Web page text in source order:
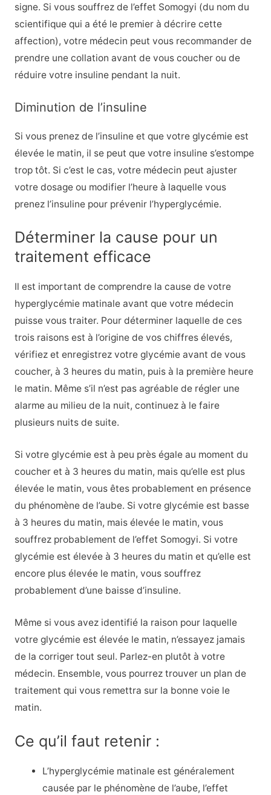
signe. Si vous souffrez de l’effet Somogyi (du nom du
scientifique qui a été le premier à décrire cette
affection), votre médecin peut vous recommander de
prendre une collation avant de vous coucher ou de
réduire votre insuline pendant la nuit.
Diminution de l’insuline
Si vous prenez de l’insuline et que votre glycémie est
élevée le matin, il se peut que votre insuline s’estompe
trop tôt. Si c’est le cas, votre médecin peut ajuster
votre dosage ou modifier l’heure à laquelle vous
prenez l’insuline pour prévenir l’hyperglycémie.
Déterminer la cause pour un
traitement efficace
Il est important de comprendre la cause de votre
hyperglycémie matinale avant que votre médecin
puisse vous traiter. Pour déterminer laquelle de ces
trois raisons est à l’origine de vos chiffres élevés,
vérifiez et enregistrez votre glycémie avant de vous
coucher, à 3 heures du matin, puis à la première heure
le matin. Même s’il n’est pas agréable de régler une
alarme au milieu de la nuit, continuez à le faire
plusieurs nuits de suite.
Si votre glycémie est à peu près égale au moment du
coucher et à 3 heures du matin, mais qu’elle est plus
élevée le matin, vous êtes probablement en présence
du phénomène de l’aube. Si votre glycémie est basse
à 3 heures du matin, mais élevée le matin, vous
souffrez probablement de l’effet Somogyi. Si votre
glycémie est élevée à 3 heures du matin et qu’elle est
encore plus élevée le matin, vous souffrez
probablement d’une baisse d’insuline.
Même si vous avez identifié la raison pour laquelle
votre glycémie est élevée le matin, n’essayez jamais
de la corriger tout seul. Parlez-en plutôt à votre
médecin. Ensemble, vous pourrez trouver un plan de
traitement qui vous remettra sur la bonne voie le
matin.
Ce qu’il faut retenir :
L’hyperglycémie matinale est généralement
causée par le phénomène de l’aube, l’effet